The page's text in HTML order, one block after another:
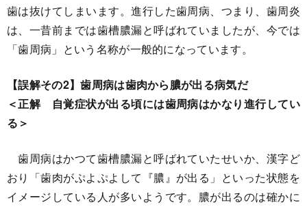
歯は抜けてしまいます。進行した歯周病、つまり、歯周炎
は、一昔前までは歯槽膿漏と呼ばれていましたが、今では
「歯周病」という名称が一般的になっています。
【誤解その2】歯周病は歯肉から膿が出る病気だ
＜正解 自覚症状が出る頃には歯周病はかなり進行してい
る＞
歯周病はかつて歯槽膿漏と呼ばれていたせいか、漢字ど
おり「歯肉がぷよぷよして『膿』が出る」といった状態を
イメージしている人が多いようです。膿が出るのは確かに